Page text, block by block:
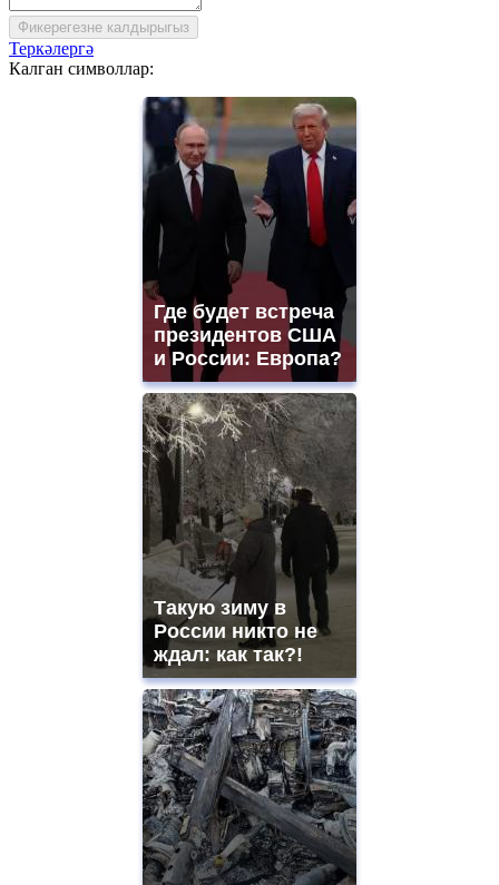
Фикерегезне калдырыгыз
Теркәлергә
Калган символлар:
Где будет встреча
президентов США
и России: Европа?
Такую зиму в
России никто не
ждал: как так?!